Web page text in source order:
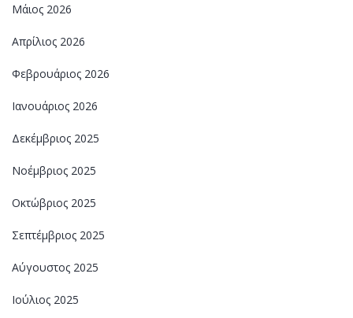
Μάιος 2026
Απρίλιος 2026
Φεβρουάριος 2026
Ιανουάριος 2026
Δεκέμβριος 2025
Νοέμβριος 2025
Οκτώβριος 2025
Σεπτέμβριος 2025
Αύγουστος 2025
Ιούλιος 2025